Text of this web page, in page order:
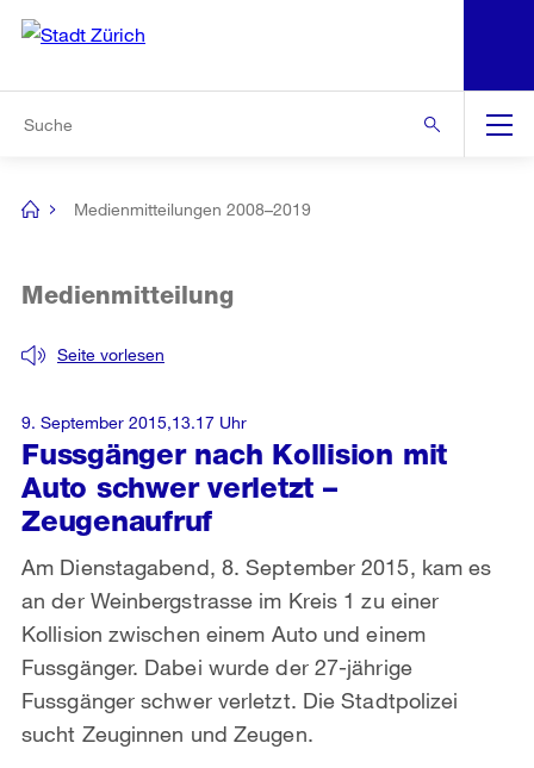
Navigation
[no
Medienmitteilungen 2008–2019
Fussgänger nach Kollision mit
Auto schwer verletzt –
Zeugenaufruf
Seite vorlesen
Medienmitteilung
Am Dienstagabend, 8. September 2015, kam es
an der Weinbergstrasse im Kreis 1 zu einer
Kollision zwischen einem Auto und einem
Fussgänger. Dabei wurde der 27-jährige
Fussgänger schwer verletzt. Die Stadtpolizei
sucht Zeuginnen und Zeugen.
9. September 2015,13.17 Uhr